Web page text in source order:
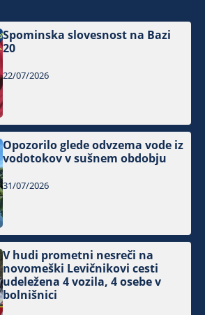
Spominska slovesnost na Bazi
20
22/07/2026
Opozorilo glede odvzema vode iz
vodotokov v sušnem obdobju
31/07/2026
V hudi prometni nesreči na
novomeški Levičnikovi cesti
udeležena 4 vozila, 4 osebe v
bolnišnici